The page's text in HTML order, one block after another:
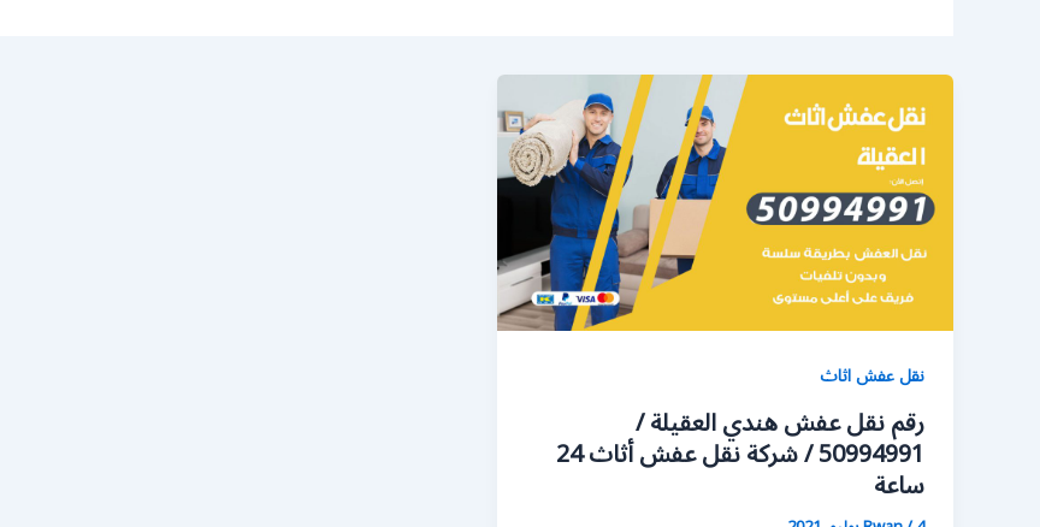
نقل عفش اثاث
رقم نقل عفش هندي العقيلة /
50994991 / شركة نقل عفش أثاث 24
ساعة